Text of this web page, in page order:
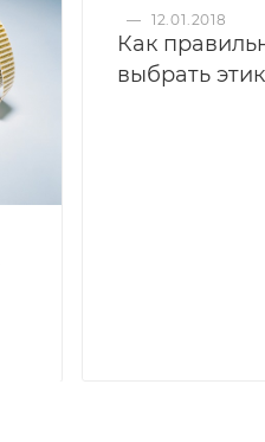
— 12.01.2018
Как
выбрать